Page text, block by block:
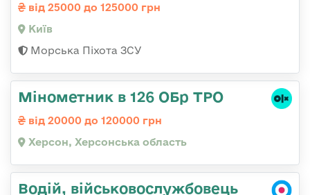
від 25000 до 125000 грн
Київ
Морська Піхота ЗСУ
Мінометник в 126 ОБр ТРО
від 20000 до 120000 грн
Херсон, Херсонська область
Водій, військовослужбовець